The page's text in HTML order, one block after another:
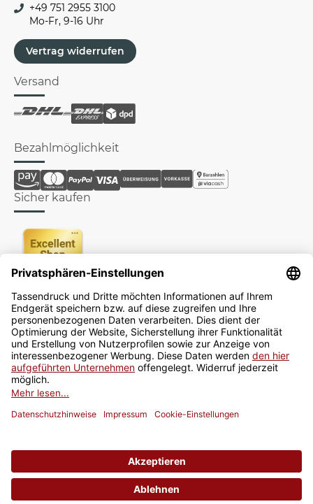
+49 751 2955 3100
Mo-Fr, 9-16 Uhr
Vertrag widerrufen
Versand
Bezahlmöglichkeit
Sicher kaufen
Newsletter